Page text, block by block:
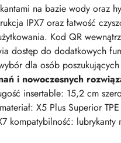
na bazie wody oraz
IPX7 oraz łatwość
Kod QR wewnątrz
dostęp do dodatkowych
dla osób poszukujących
i nowoczesnych
insertable: 15,2 cm
X5 Plus Superior TPE
kompatybilność: lubrykanty